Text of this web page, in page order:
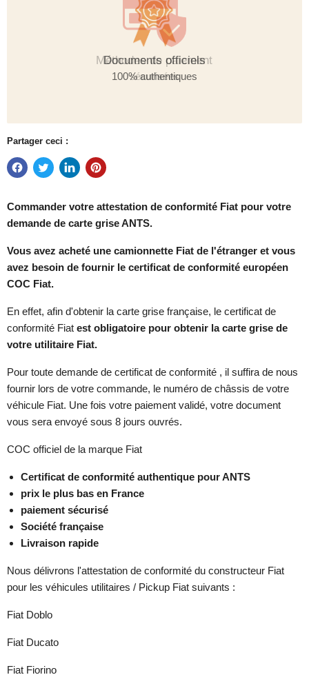
Méthodes de paiement
sécurisées
Partager ceci :
Commander votre attestation de conformité Fiat pour votre
demande de carte grise ANTS.
Vous avez acheté une camionnette Fiat de l'étranger et vous
avez besoin de fournir le certificat de conformité européen
COC Fiat.
En effet, afin d'obtenir la carte grise française, le certificat de
conformité Fiat est obligatoire pour obtenir la carte grise de
votre utilitaire Fiat.
Pour toute demande de certificat de conformité , il suffira de nous
fournir lors de votre commande, le numéro de châssis de votre
véhicule Fiat. Une fois votre paiement validé, votre document
vous sera envoyé sous 8 jours ouvrés.
COC officiel de la marque Fiat
Certificat de conformité authentique pour ANTS
prix le plus bas en France
paiement sécurisé
Société française
Livraison rapide
Nous délivrons l'attestation de conformité du constructeur Fiat
pour les véhicules utilitaires / Pickup Fiat suivants :
Fiat Doblo
Fiat Ducato
Fiat Fiorino